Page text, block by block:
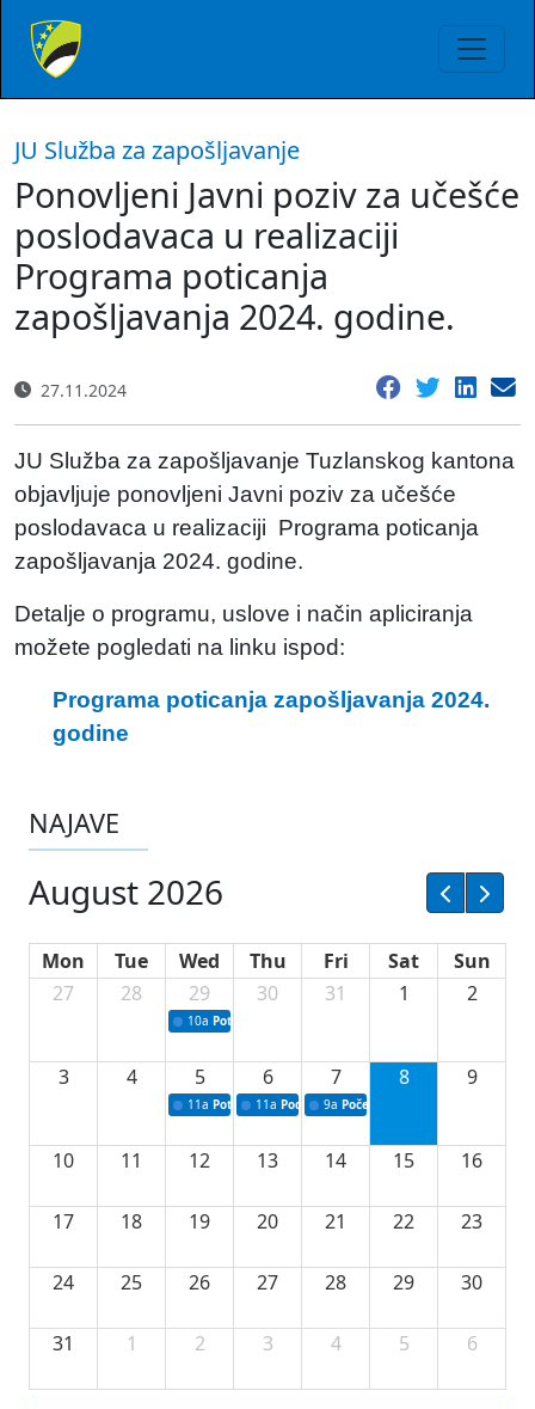
JU Služba za zapošljavanje
Ponovljeni Javni poziv za učešće
poslodavaca u realizaciji
Programa poticanja
zapošljavanja 2024. godine.
27.11.2024
JU Služba za zapošljavanje Tuzlanskog kantona
objavljuje ponovljeni Javni poziv za učešće
poslodavaca u realizaciji Programa poticanja
zapošljavanja 2024. godine.
Detalje o programu, uslove i način apliciranja
možete pogledati na linku ispod:
Programa poticanja zapošljavanja 2024.
godine
NAJAVE
August 2026
Mon Tue Wed Thu Fri Sat
Sun
27
28 29
10a Potpisivanje ugovora sa neprofitnim
30 31 1 2
3 4 5
11a Potpisivanje ugovora o stipendijama za
6
11a Podrška razvoju vodne infrastrukture u
7
9a Početak izgradnje nove
8 9
10 11 12 13 14 15 16
17 18 19 20 21 22 23
24 25 26 27 28 29 30
31 1 2 3 4 5 6